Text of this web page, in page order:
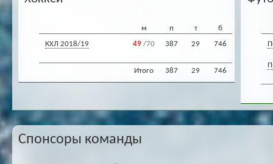
м п т
б
КХЛ 2018/19
49 /70 387 29 746
Итого 387 29 746
Спонсоры команды